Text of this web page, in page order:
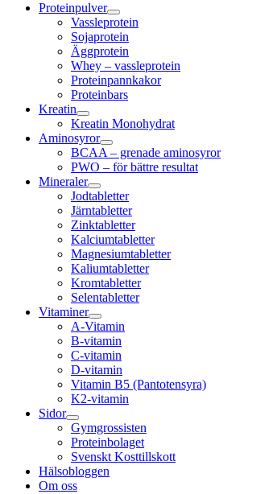
Proteinpulver
Vassleprotein
Sojaprotein
Äggprotein
Whey – vassleprotein
Proteinpannkakor
Proteinbars
Kreatin
Kreatin Monohydrat
Aminosyror
BCAA – grenade aminosyror
PWO – för bättre resultat
Mineraler
Jodtabletter
Järntabletter
Zinktabletter
Kalciumtabletter
Magnesiumtabletter
Kaliumtabletter
Kromtabletter
Selentabletter
Vitaminer
A-Vitamin
B-vitamin
C-vitamin
D-vitamin
Vitamin B5 (Pantotensyra)
K2-vitamin
Sidor
Gymgrossisten
Proteinbolaget
Svenskt Kosttillskott
Hälsobloggen
Om oss